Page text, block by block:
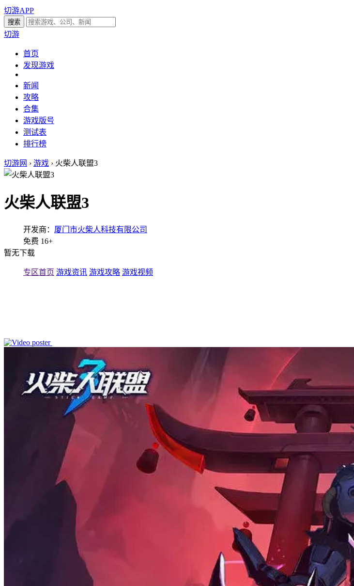
切游APP
切游
首页
发现游戏
新闻
攻略
合集
游戏版号
测试表
排行榜
切游网 › 游戏 › 火柴人联盟3
火柴人联盟3
开发商： 厦门市火柴人科技有限公司
免费 16+
暂无下载
专区首页 游戏资讯 游戏攻略 游戏视频